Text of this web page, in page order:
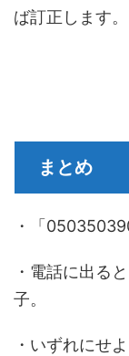
ば訂正します。
まとめ
・「
・電話に出る
子。
・いずれにせ